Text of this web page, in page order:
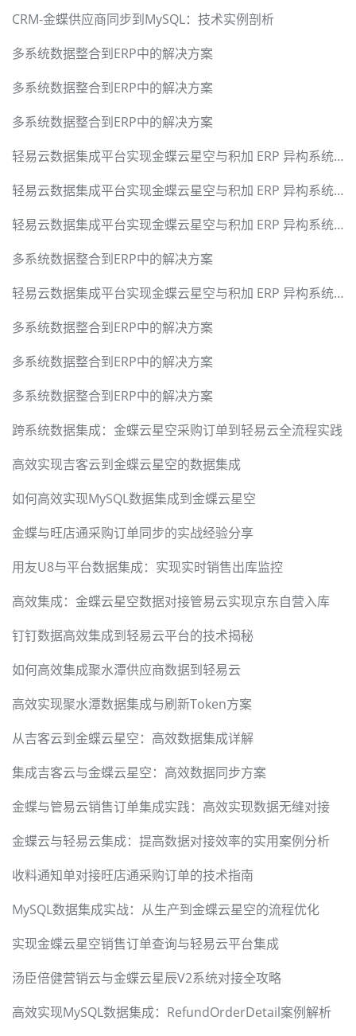
CRM-金蝶供应商同步到MySQL：技术实例剖析
多系统数据整合到ERP中的解决方案
多系统数据整合到ERP中的解决方案
多系统数据整合到ERP中的解决方案
轻易云数据集成平台实现金蝶云星空与积加 ERP 异构系统无缝对接
轻易云数据集成平台实现金蝶云星空与积加 ERP 异构系统无缝对接
轻易云数据集成平台实现金蝶云星空与积加 ERP 异构系统无缝对接
多系统数据整合到ERP中的解决方案
轻易云数据集成平台实现金蝶云星空与积加 ERP 异构系统无缝对接
多系统数据整合到ERP中的解决方案
多系统数据整合到ERP中的解决方案
多系统数据整合到ERP中的解决方案
跨系统数据集成：金蝶云星空采购订单到轻易云全流程实践
高效实现吉客云到金蝶云星空的数据集成
如何高效实现MySQL数据集成到金蝶云星空
金蝶与旺店通采购订单同步的实战经验分享
用友U8与平台数据集成：实现实时销售出库监控
高效集成：金蝶云星空数据对接管易云实现京东自营入库
钉钉数据高效集成到轻易云平台的技术揭秘
如何高效集成聚水潭供应商数据到轻易云
高效实现聚水潭数据集成与刷新Token方案
从吉客云到金蝶云星空：高效数据集成详解
集成吉客云与金蝶云星空：高效数据同步方案
金蝶与管易云销售订单集成实践：高效实现数据无缝对接
金蝶云与轻易云集成：提高数据对接效率的实用案例分析
收料通知单对接旺店通采购订单的技术指南
MySQL数据集成实战：从生产到金蝶云星空的流程优化
实现金蝶云星空销售订单查询与轻易云平台集成
汤臣倍健营销云与金蝶云星辰V2系统对接全攻略
高效实现MySQL数据集成：RefundOrderDetail案例解析